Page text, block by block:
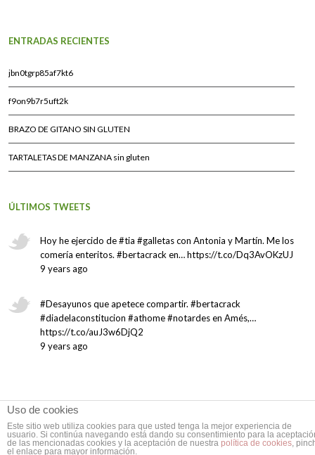
ENTRADAS RECIENTES
jbn0tgrp85af7kt6
f9on9b7r5uft2k
BRAZO DE GITANO SIN GLUTEN
TARTALETAS DE MANZANA sin gluten
ÚLTIMOS TWEETS
Hoy he ejercido de #tia #galletas con Antonia y Martín. Me los
comería enteritos. #bertacrack en… https://t.co/Dq3AvOKzUJ
9 years ago
#Desayunos que apetece compartir. #bertacrack
#diadelaconstitucion #athome #notardes en Amés,…
https://t.co/auJ3w6DjQ2
9 years ago
© El Sabor de lo Dulce 2007-2017 - Diseñado por La Casa del Árbol
Uso de cookies
Este sitio web utiliza cookies para que usted tenga la mejor experiencia de
usuario. Si continúa navegando está dando su consentimiento para la
de las mencionadas cookies y la aceptación de nuestra política de cookies,
el enlace para mayor información.